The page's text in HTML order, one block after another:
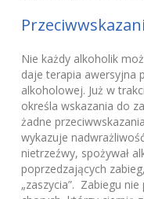
Nie każdy alkoholik
daje terapia awersyjna
alkoholowej. Już w
określa wskazania do
żadne
wykazuje
nietrzeźwy, spożywał
poprzedzających
„zaszycia”. Zabiegu